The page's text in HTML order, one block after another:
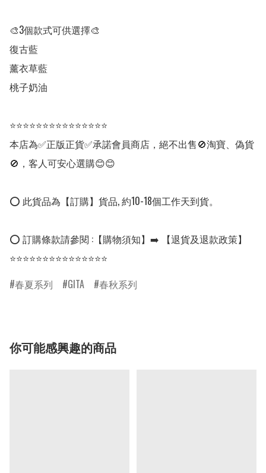
🎨3個款式可供選擇🎨
復古藍
薰衣草藍
桃子奶油
⭐⭐⭐⭐⭐⭐⭐⭐⭐⭐⭐⭐⭐⭐⭐
本店為✅正版正貨✅承諾會員商店，絕不出售🚫淘寶、偽貨
🚫，客人可安心選購😊😊
⭕ 此貨品為【訂購】貨品, 約10-18個工作天到貨。
⭕ 訂購條款請參閱 :【購物須知】➡️ 【退貨及退款政策】
⭐⭐⭐⭐⭐⭐⭐⭐⭐⭐⭐⭐⭐⭐⭐
春夏系列
GITA 春秋系列
你可能感興趣的商品